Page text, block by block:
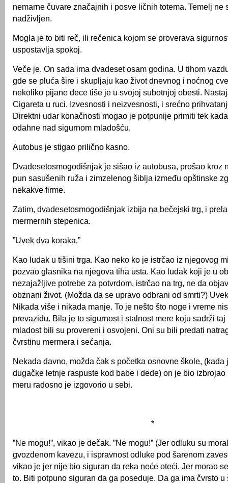
nemarne čuvare značajnih i posve ličnih totema. Temelj ne
nadživljen.
Mogla je to biti reč, ili rečenica kojom se proverava
uspostavlja spokoj.
Veče je. On sada ima dvadeset osam godina. U tihom
gde se pluća šire i skupljaju kao život dnevnog i noćnog
nekoliko pijane dece tiše je u svojoj subotnjoj obesti.
Cigareta u ruci. Izvesnosti i neizvesnosti, i srećno
Direktni udar konačnosti mogao je potpunije primiti tek
odahne nad sigurnom mladošću.
Autobus je stigao prilično kasno.
Dvadesetosmogodišnjak je sišao iz autobusa, prošao kroz
pun sasušenih ruža i zimzelenog šiblja između opštinske
nekakve firme.
Zatim, dvadesetosmogodišnjak izbija na bečejski trg, i
mermernih stepenica.
”Uvek dva koraka.”
Kao ludak u tišini trga. Kao neko ko je istrčao iz njegovog
pozvao glasnika na njegova tiha usta. Kao ludak koji je u
nezajažljive potrebe za potvrdom, istrčao na trg, ne da
obznani život. (Možda da se upravo odbrani od smrti?)
Nikada više i nikada manje. To je nešto što noge i vreme
prevaziđu. Bila je to sigurnost i stalnost mere koju sadrži taj
mladost bili su provereni i osvojeni. Oni su bili predati
čvrstinu mermera i sećanja.
Nekada davno, možda čak s početka osnovne škole, (kada
dugačke letnje raspuste kod babe i dede) on je bio izbrojao
meru radosno je izgovorio u sebi.
*
”Ne mogu!”, vikao je dečak. ”Ne mogu!” (Jer odluku su
gvozdenom kavezu, i ispravnost odluke pod šarenom
vikao je jer nije bio siguran da reka neće oteći. Jer morao
to. Biti potpuno siguran da ga poseduje. Da ga ima čvrsto u